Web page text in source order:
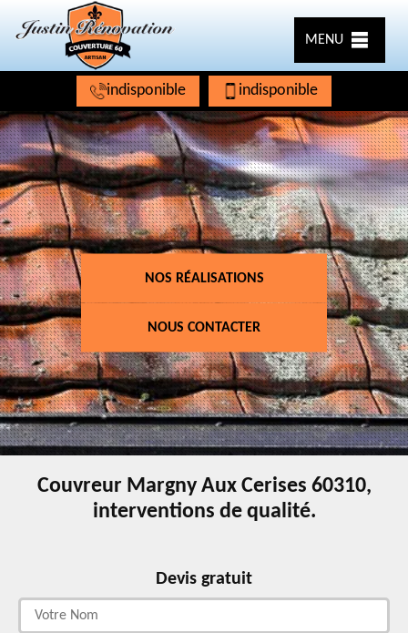
MENU
indisponible indisponible
NOS RÉALISATIONS
NOUS CONTACTER
Couvreur Margny Aux Cerises 60310,
interventions de qualité.
Devis gratuit